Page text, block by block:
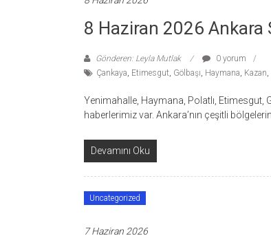
8 Haziran 2026 Ankara
Gönderen: Leyla Mutlak
0 yorum
Çankaya, Etimesgut, Gölbaşı, Haymana, Kazan,
Yenimahalle, Haymana, Polatlı, Etimesgut,
haberlerimiz var. Ankara’nın çeşitli
Devamını Oku
Uncategorized
7 Haziran 2026